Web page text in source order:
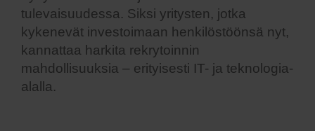
tulevaisuudessa. Siksi yritysten, jotka
kykenevät investoimaan henkilöstöönsä nyt,
kannattaa harkita rekrytoinnin
mahdollisuuksia – erityisesti IT- ja teknologia-
alalla.